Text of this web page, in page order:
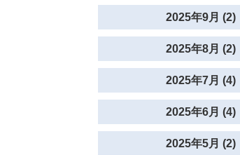
2025年9月 (2)
2025年8月 (2)
2025年7月 (4)
2025年6月 (4)
2025年5月 (2)